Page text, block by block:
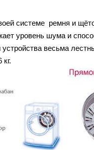
системе ремня и
уровень шума и
весьма